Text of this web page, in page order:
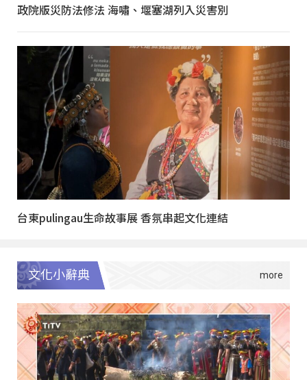
政院版災防法修法 海嘯、堰塞湖列入災害別
台東pulingau生命故事展 香氛串起文化連結
文化小辭典